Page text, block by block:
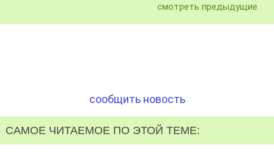
смотреть предыдущие
сообщить новость
САМОЕ ЧИТАЕМОЕ ПО ЭТОЙ ТЕМЕ: